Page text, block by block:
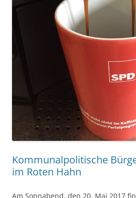
Kommunalpolitische
im Roten Hahn
Am Sonnabend, den 20. Mai 2017